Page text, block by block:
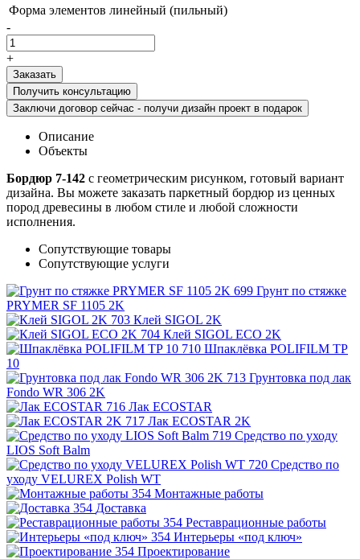
Форма элементов линейный (пильный)
-
+
Получить консультацию
Заключи договор сейчас - получи дизайн проект в подарок
Описание
Объекты
Бордюр 7-142 с геометрическим рисунком, готовый вариант
дизайна. Вы можете заказать паркетный бордюр из ценных
пород древесины в любом стиле и любой сложности
исполнения.
Сопутствующие товары
Сопутствующие услуги
Грунт по стяжке
PRYMER SF 1105 2K
Клей SIGOL 2K
Клей SIGOL ECO 2K
Шпаклёвка POLIFILM TP
10
Грунтовка под лак
Fondo WR 306 2K
Лак ECOSTAR
Лак ECOSTAR 2K
Средство по уходу
LIOS Soft Balm
Средство по
уходу VELUREX Polish WT
Монтажные работы
Доставка
Реставрационные работы
Интерьеры «под ключ»
Проектирование